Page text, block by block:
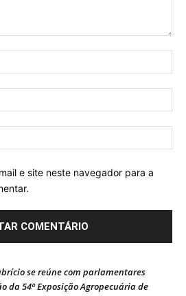
e site neste navegador para a
se reúne com parlamentares
da 54ª Exposição Agropecuária de